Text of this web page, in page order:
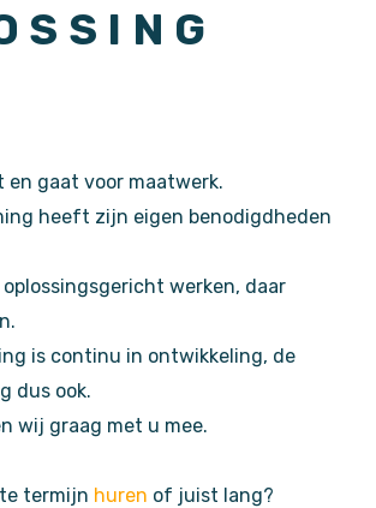
gaat voor maatwerk.
heeft zijn eigen benodigdheden
werken, daar
is continu in ontwikkeling, de
dus ook.
wij graag met u mee.
termijn huren of juist lang?